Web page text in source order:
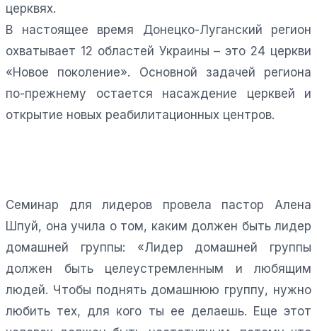
церквях.
В настоящее время Донецко-Луганский регион
охватывает 12 областей Украины – это 24 церкви
«Новое поколение». Основной задачей региона
по-прежнему остается насаждение церквей и
открытие новых реабилитационных центров.
Семинар для лидеров провела пастор Алена
Шпуй, она учила о том, каким должен быть лидер
домашней группы: «Лидер домашней группы
должен быть целеустремленным и любящим
людей. Чтобы поднять домашнюю группу, нужно
любить тех, для кого ты ее делаешь. Еще этот